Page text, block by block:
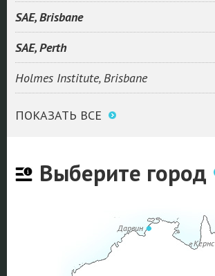
SAE, Brisbane
SAE, Perth
Holmes Institute, Brisbane
ПОКАЗАТЬ ВСЕ
Выберите город
Кернс
Дарвин